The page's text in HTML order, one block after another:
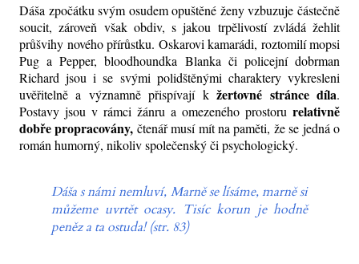
Dáša zpočátku svým osudem opuštěné ženy vzbuzuje částečně
soucit, zároveň však obdiv, s jakou trpělivostí zvládá žehlit
průšvihy nového přírůstku. Oskarovi kamarádi, roztomilí mopsi
Pug a Pepper, bloodhoundka Blanka či policejní dobrman
Richard jsou i se svými polidštěnými charaktery vykresleni
uvěřitelně a významně přispívají kžertovné stránce díla.
Postavy jsou v rámci žánru a omezeného prostoru relativně
dobře propracovány, čtenář musí mít na paměti, že se jedná o
román humorný, nikoliv společenský či psychologický.
Dáša s námi nemluví, Marně se lísáme, marně si
můžeme uvrtět ocasy. Tisíc korun je hodně
peněz a ta ostuda! (str. 83)